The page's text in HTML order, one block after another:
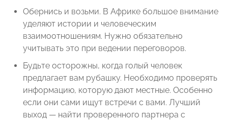
Обернись и возьми. В Африке большое внимание
уделяют истории и человеческим
взаимоотношениям. Нужно обязательно
учитывать это при ведении переговоров.
Будьте осторожны, когда голый человек
предлагает вам рубашку. Необходимо проверять
информацию, которую дают местные. Особенно
если они сами ищут встречи с вами. Лучший
выход — найти проверенного партнера с